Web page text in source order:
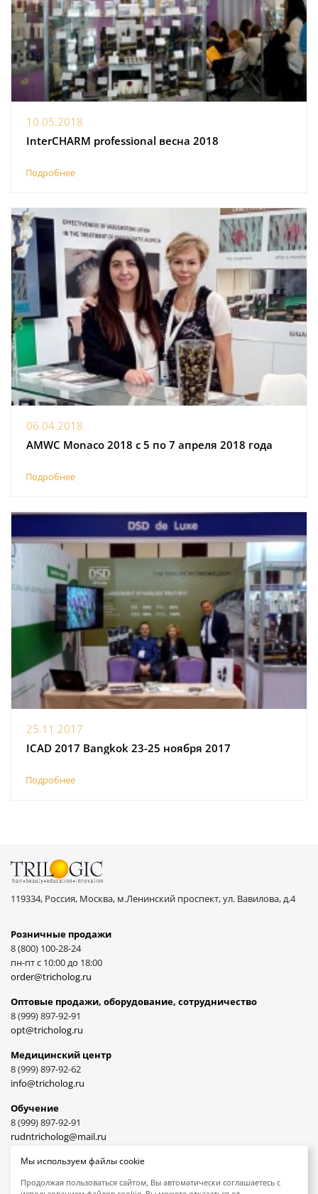
10.05.2018
InterCHARM professional весна 2018
Подробнее
06.04.2018
AMWC Monaco 2018 с 5 по 7 апреля 2018 года
Подробнее
25.11.2017
ICAD 2017 Bangkok 23-25 ноября 2017
Подробнее
119334, Россия, Москва, м.Ленинский проспект, ул. Вавилова, д.4
Розничные продажи
8 (800) 100-28-24
пн-пт с 10:00 до 18:00
order@tricholog.ru
Оптовые продажи, оборудование, cотрудничество
8 (999) 897-92-91
opt@tricholog.ru
Медицинский центр
8 (999) 897-92-62
info@tricholog.ru
Обучение
8 (999) 897-92-91
rudntricholog@mail.ru
Мы используем файлы cookie
Продолжая пользоваться сайтом, Вы автоматически соглашаетесь с